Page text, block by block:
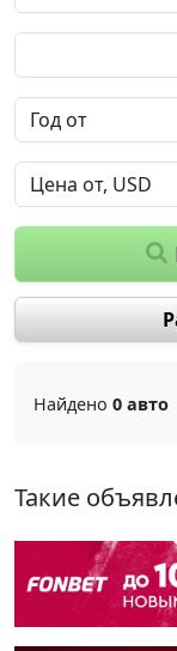
Найдено 0 авто
Такие